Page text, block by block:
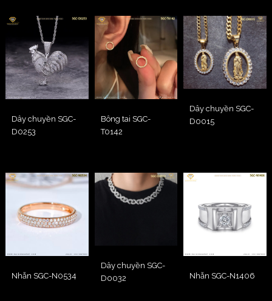
Dây chuyền SGC-
D0253
Bông tai SGC-
T0142
Dây chuyền SGC-
D0015
Nhẫn SGC-N0534
Dây chuyền SGC-
D0032
Nhẫn SGC-N1406